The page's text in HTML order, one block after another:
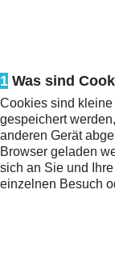
1 Was sind
Cookies sind
gespeichert
anderen Gerät
Browser geladen
sich an Sie und
einzelnen Besuch